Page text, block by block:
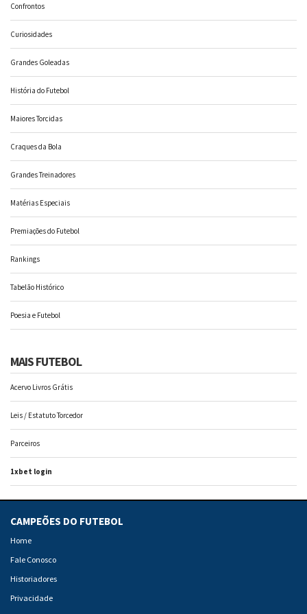
Confrontos
Curiosidades
Grandes Goleadas
História do Futebol
Maiores Torcidas
Craques da Bola
Grandes Treinadores
Matérias Especiais
Premiações do Futebol
Rankings
Tabelão Histórico
Poesia e Futebol
MAIS FUTEBOL
Acervo Livros Grátis
Leis / Estatuto Torcedor
Parceiros
1xbet login
CAMPEÕES DO FUTEBOL
Home
Fale Conosco
Historiadores
Privacidade